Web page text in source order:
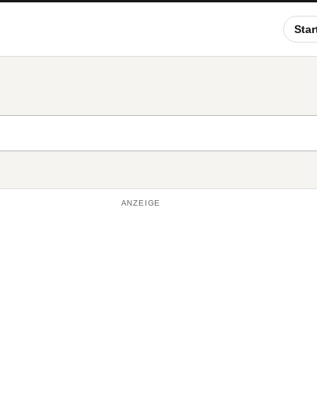
ANZEIGE